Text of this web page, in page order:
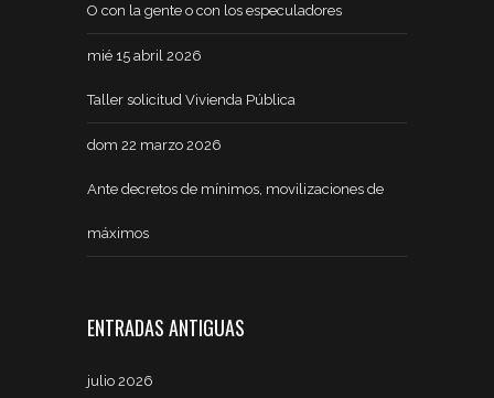
O con la gente o con los especuladores
mié 15 abril 2026
Taller solicitud Vivienda Pública
dom 22 marzo 2026
Ante decretos de mínimos, movilizaciones de
máximos
ENTRADAS ANTIGUAS
julio 2026